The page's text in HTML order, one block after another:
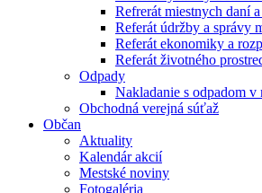
Refrerát miestnych daní
Referát údržby a správy
Referát ekonomiky a
Referát životného
Odpady
Nakladanie s odpadom v
Obchodná verejná súťaž
Občan
Aktuality
Kalendár akcií
Mestské noviny
Fotogaléria